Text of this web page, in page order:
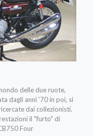
delle due ruote,
dagli anni '70 in poi, si
dai collezionisti.
il "furto" di
Four